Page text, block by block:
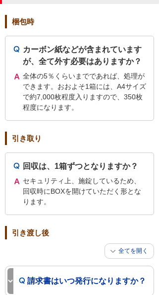
梱包時
カーボン紙などが含まれています
が、全て外す必要はありますか？
全体の5％くらいまでであれば、処理が
できます。おおよそ1箱には、A4サイズ
で約7,000枚程度入りますので、350枚
程度になります。
引き取り
回収は、1箱ずつとなりますか？
セキュリティ上、施錠しているため、
回収時にBOXを開けていただく形とな
ります。
引き渡し後
全てを開く
請求書はいつ発行になりますか？